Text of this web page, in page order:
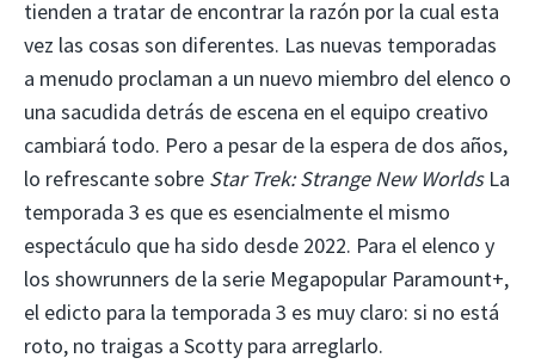
tienden a tratar de encontrar la razón por la cual esta
vez las cosas son diferentes. Las nuevas temporadas
a menudo proclaman a un nuevo miembro del elenco o
una sacudida detrás de escena en el equipo creativo
cambiará todo. Pero a pesar de la espera de dos años,
lo refrescante sobre Star Trek: Strange New WorldsLa
temporada 3 es que es esencialmente el mismo
espectáculo que ha sido desde 2022. Para el elenco y
los showrunners de la serie Megapopular Paramount+,
el edicto para la temporada 3 es muy claro: si no está
roto, no traigas a Scotty para arreglarlo.